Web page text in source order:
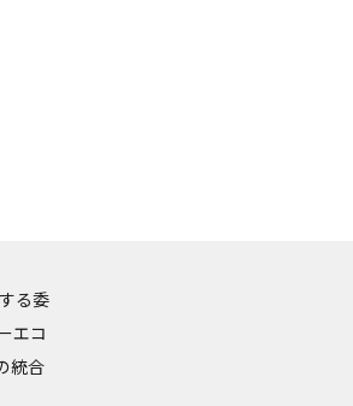
る委
エコ
統合